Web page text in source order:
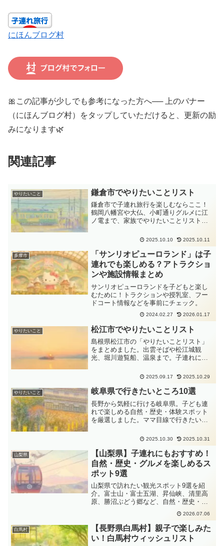
にほんブログ村
🎀この記事が少しでも参考になった方へ── 上のバナー
（にほんブログ村）をタップしていただけると、更新の励
みになります🌿
関連記事
やりたいこと 鎌倉市でやりたいことリスト
鎌倉市で子連れ旅行を楽しむならここ！
鶴岡八幡宮や大仏、小町通りグルメに江
ノ電まで、家族でやりたいことリストを
2025.10.10 2025.10.11
多摩市
「サンリオピューロランド」は子
連れでも楽しめる？アトラクショ
ンや施設情報まとめ
サンリオピューロランドを子どもと楽し
むために！トラクションや授乳室、フー
ドコート情報などを事前にチェック。
2024.02.27 2026.01.17
やりたいこと 松江市でやりたいことリスト
島根県松江市の「やりたいことリスト」
をまとめました。出雲そばや松江城観
光、堀川遊覧船、温泉まで。子連れにも
2025.09.17 2025.10.29
やりたいこと 岐阜県で行きたいところ10選
長野から気軽に行ける岐阜県。子ども連
れで楽しめる自然・歴史・体験スポット
を厳選しました。ママ目線で行きたいと
族お泊まりまで、岐阜旅のヒント満載で
2025.10.30 2025.10.31
山梨県
【山梨県】子連れにもおすすめ！
自然・歴史・グルメを楽しめるス
ポット9選
山梨県で訪れたい観光スポット9選を紹
介。富士山・富士五湖、昇仙峡、清里高
原、勝沼ぶどう郷など、自然・歴史・グ
ルメを楽しめるおでかけ先をまとめまし
た。子連れ旅行や日帰り観光の参考に
も。
2026.07.06
白馬村
【長野県白馬村】親子で楽しみた
い！白馬村ウィッシュリスト